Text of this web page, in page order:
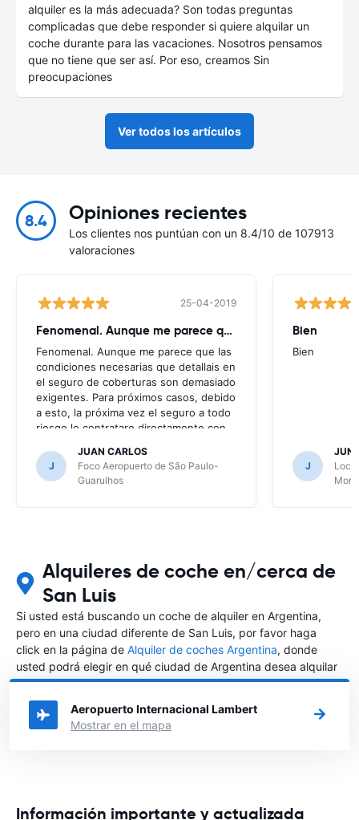
alquiler es la más adecuada? Son todas preguntas
complicadas que debe responder si quiere alquilar un
coche durante para las vacaciones. Nosotros pensamos
que no tiene que ser así. Por eso, creamos Sin
preocupaciones
Ver todos los artículos
8.4 Opiniones recientes
Los clientes nos puntúan con un 8.4/10 de 107913
valoraciones
25-04-2019
Fenomenal. Aunque me parece que
Fenomenal. Aunque me parece que las
condiciones necesarias que detallais en
el seguro de coberturas son demasiado
exigentes. Para próximos casos, debido
a esto, la próxima vez el seguro a todo
riesgo lo contratare directamente con
J
JUAN CARLOS
Foco Aeropuerto de São Paulo-
Guarulhos
Bien
Bien
J
JUNE
Alquileres de coche en/cerca de
San Luis
Si usted está buscando un coche de alquiler en Argentina,
pero en una ciudad diferente de San Luis, por favor haga
click en la página de Alquiler de coches Argentina, donde
usted podrá elegir en qué ciudad de Argentina desea alquilar
un coche.
Aeropuerto Internacional Lambert
Mostrar en el mapa
Información importante y actualizada